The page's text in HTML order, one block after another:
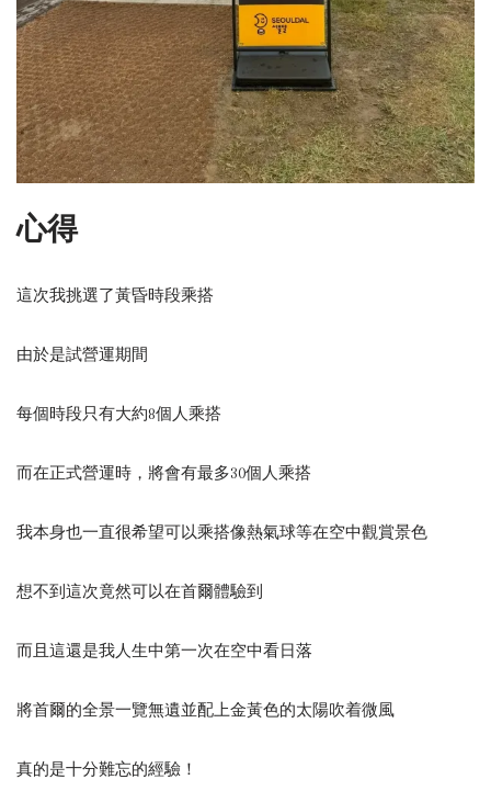
心得
這次我挑選了黃昏時段乘搭
由於是試營運期間
每個時段只有大約8個人乘搭
而在正式營運時，將會有最多30個人乘搭
我本身也一直很希望可以乘搭像熱氣球等在空中觀賞景色
想不到這次竟然可以在首爾體驗到
而且這還是我人生中第一次在空中看日落
將首爾的全景一覽無遺並配上金黃色的太陽吹着微風
真的是十分難忘的經驗！